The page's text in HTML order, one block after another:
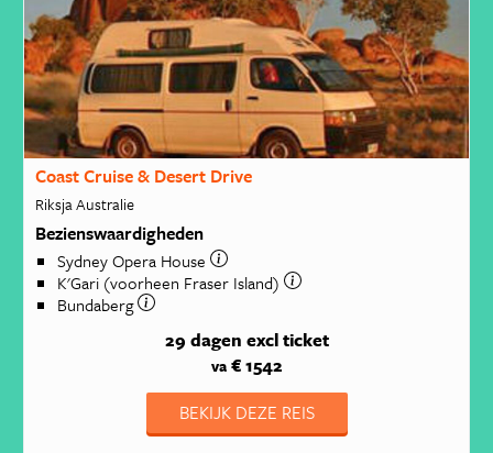
Coast Cruise & Desert Drive
Riksja Australie
Bezienswaardigheden
Sydney Opera House
K'Gari (voorheen Fraser Island)
Bundaberg
29 dagen excl ticket
va€ 1542
BEKIJK DEZE REIS